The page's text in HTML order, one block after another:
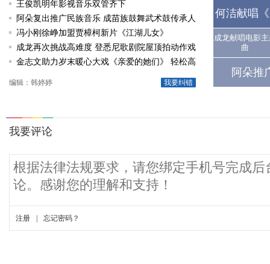
王俊凯明年影视音乐双管齐下
阿朵复出推广民族音乐 成苗族鼓舞武术鼓传承人
冯小刚徐峥加盟贾樟柯新片《江湖儿女》
成龙再次挑战高难度 登悉尼歌剧院屋顶拍动作戏
金志文助力岁末暖心大戏《亲爱的她们》 轻松高
我要纠错
编辑：韩婷婷
何洁献唱
成龙献唱电影
曲
阿朵推